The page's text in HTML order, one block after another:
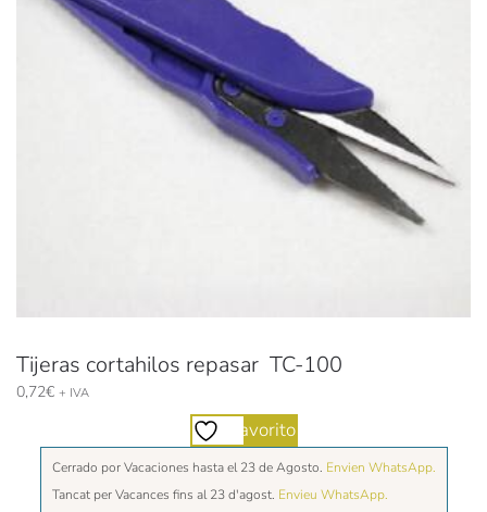
Tijeras cortahilos repasar TC-100
0,72€ + IVA
Favorito
Cerrado por Vacaciones hasta el 23 de Agosto. Envien WhatsApp.
Tancat per Vacances fins al 23 d'agost. Envieu WhatsApp.